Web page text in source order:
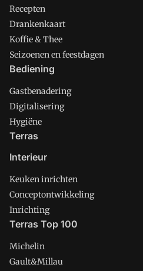
Recepten
Drankenkaart
Koffie & Thee
Seizoenen en feestdagen
Bediening
Gastbenadering
Digitalisering
Hygiëne
Terras
Interieur
Keuken inrichten
Conceptontwikkeling
Inrichting
Terras Top 100
Michelin
Gault&Millau